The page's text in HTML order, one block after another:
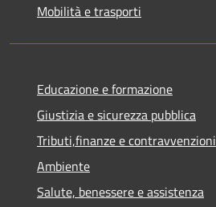
Mobilità e trasporti
Educazione e formazione
Giustizia e sicurezza pubblica
Tributi,finanze e contravvenzioni
Ambiente
Salute, benessere e assistenza